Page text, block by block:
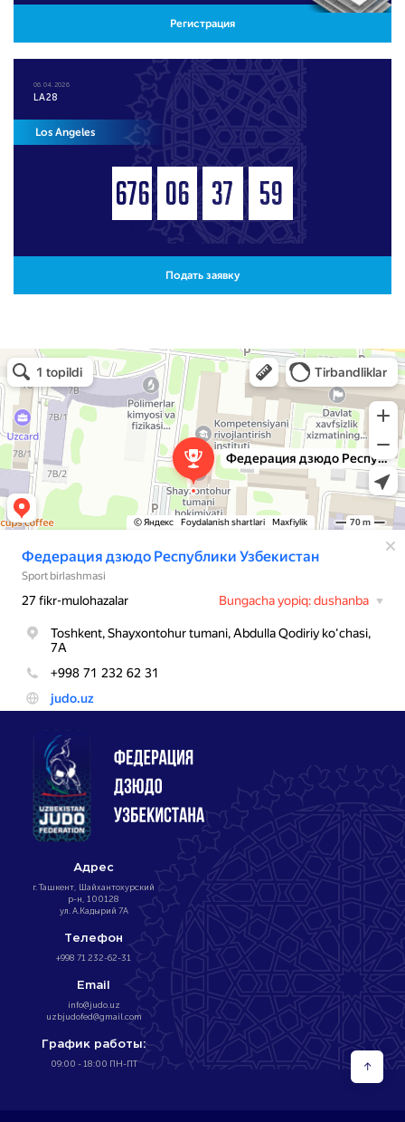
Регистрация
06.04.2026
LA28
Los Angeles
676 06
ЧАСОВ
37
МИНУТ
59
СЕКУНД
Подать заявку
Адрес
г. Ташкент, Шайхантохурский
р-н, 100128
ул. А.Кадырий 7А
Телефон
+998 71 232-62-31
Email
info@judo.uz
uzbjudofed@gmail.com
График работы:
09:00 - 18:00 ПН-ПТ ↑